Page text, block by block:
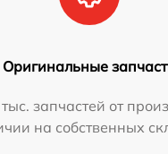
Оригинальные
запчастей от
на собственных